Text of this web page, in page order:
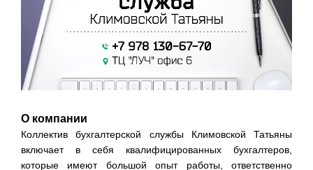
О компании
Коллектив бухгалтерской службы Климовской Татьяны
включает в себя квалифицированных бухгалтеров,
которые имеют большой опыт работы, ответственно